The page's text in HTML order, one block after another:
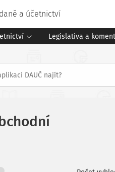
a účetnictví
Legislativa a